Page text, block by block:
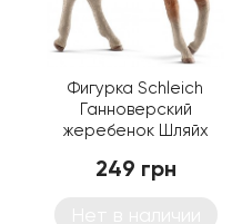
Фигурка Schleich
Ганноверский
жеребенок Шляйх
249 грн